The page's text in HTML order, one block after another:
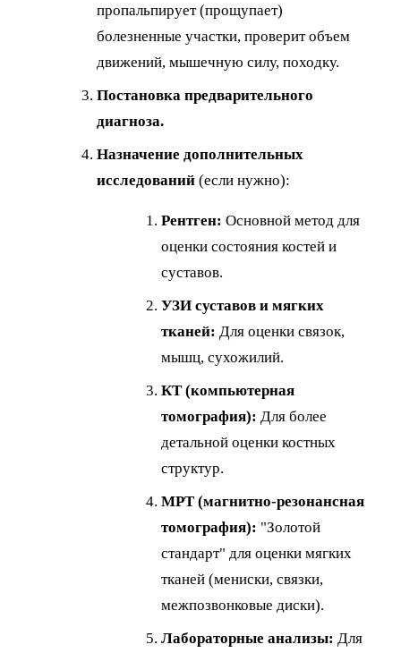
пропальпирует (прощупает)
болезненные участки, проверит объем
движений, мышечную силу, походку.
Постановка предварительного
диагноза.
Назначение дополнительных
исследований (если нужно):
Рентген: Основной метод для
оценки состояния костей и
суставов.
УЗИ суставов и мягких
тканей: Для оценки связок,
мышц, сухожилий.
КТ (компьютерная
томография): Для более
детальной оценки костных
структур.
МРТ (магнитно-резонансная
томография): "Золотой
стандарт" для оценки мягких
тканей (мениски, связки,
межпозвонковые диски).
Лабораторные анализы: Для